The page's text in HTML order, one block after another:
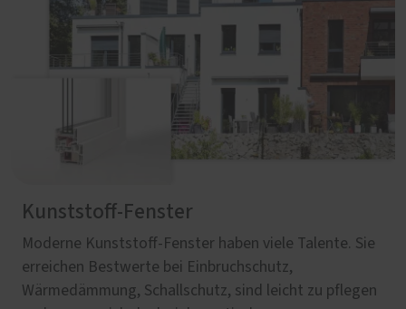
Kunststoff-Fenster
Moderne Kunststoff-Fenster haben viele Talente. Sie
erreichen Bestwerte bei Einbruchschutz,
Wärmedämmung, Schallschutz, sind leicht zu pflegen